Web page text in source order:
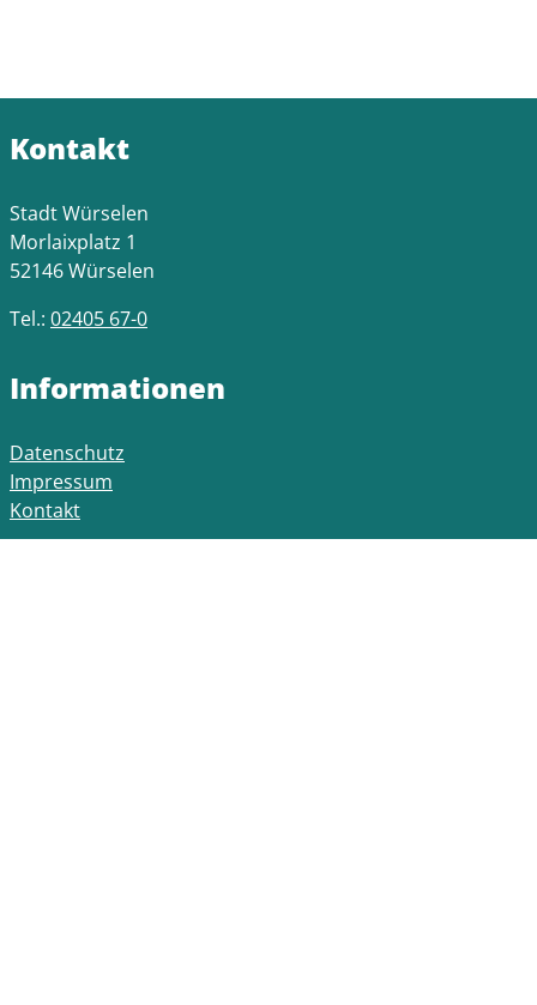
Kontakt
Stadt Würselen
Morlaixplatz 1
52146 Würselen
Tel.: 02405 67-0
Informationen
Datenschutz
Impressum
Kontakt